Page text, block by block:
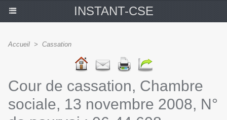
INSTANT-CSE
Accueil > Cassation
Cour de cassation, Chambre
sociale, 13 novembre 2008, N°